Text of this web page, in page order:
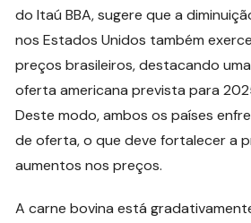
do Itaú BBA, sugere que a
nos Estados Unidos também
preços brasileiros, destacando
oferta americana prevista para
Deste modo, ambos os países
de oferta, o que deve fortalecer a
aumentos nos preços.
A carne bovina está